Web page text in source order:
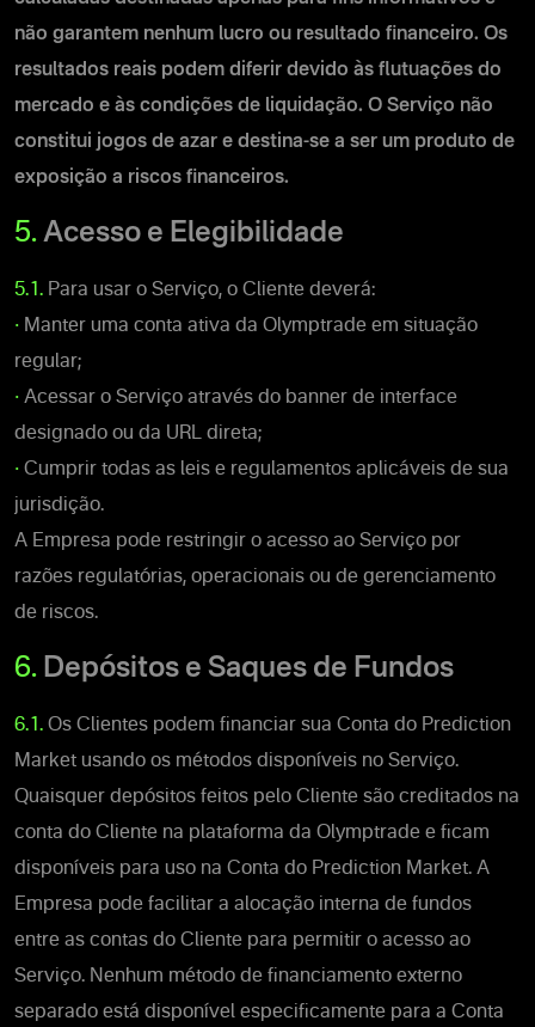
não garantem nenhum lucro ou resultado financeiro. Os
resultados reais podem diferir devido às flutuações do
mercado e às condições de liquidação. O Serviço não
constitui jogos de azar e destina-se a ser um produto de
exposição a riscos financeiros.
5. Acesso e Elegibilidade
5.1. Para usar o Serviço, o Cliente deverá:
• Manter uma conta ativa da Olymptrade em situação
regular;
• Acessar o Serviço através do banner de interface
designado ou da URL direta;
• Cumprir todas as leis e regulamentos aplicáveis de sua
jurisdição.
A Empresa pode restringir o acesso ao Serviço por
razões regulatórias, operacionais ou de gerenciamento
de riscos.
6. Depósitos e Saques de Fundos
6.1. Os Clientes podem financiar sua Conta do Prediction
Market usando os métodos disponíveis no Serviço.
Quaisquer depósitos feitos pelo Cliente são creditados na
conta do Cliente na plataforma da Olymptrade e ficam
disponíveis para uso na Conta do Prediction Market. A
Empresa pode facilitar a alocação interna de fundos
entre as contas do Cliente para permitir o acesso ao
Serviço. Nenhum método de financiamento externo
separado está disponível especificamente para a Conta